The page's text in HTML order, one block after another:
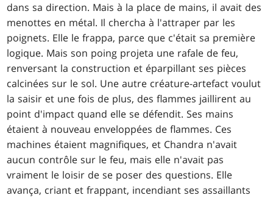
dans sa direction. Mais à la place de mains, il avait des
menottes en métal. Il chercha à l'attraper par les
poignets. Elle le frappa, parce que c'était sa première
logique. Mais son poing projeta une rafale de feu,
renversant la construction et éparpillant ses pièces
calcinées sur le sol. Une autre créature-artefact voulut
la saisir et une fois de plus, des flammes jaillirent au
point d'impact quand elle se défendit. Ses mains
étaient à nouveau enveloppées de flammes. Ces
machines étaient magnifiques, et Chandra n'avait
aucun contrôle sur le feu, mais elle n'avait pas
vraiment le loisir de se poser des questions. Elle
avança, criant et frappant, incendiant ses assaillants